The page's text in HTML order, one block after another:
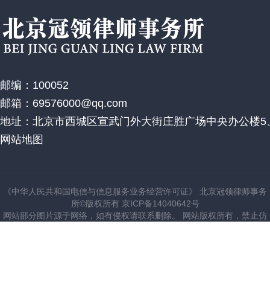
邮编：100052
邮箱：69576000@qq.com
地址：北京市西城区宣武门外大街庄胜广场中央办公楼5
网站地图
《中华人民共和国电信与信息服务业务经营许可证》 北京冠领律师事务
所©版权所有 京ICP备14040642号
网站部分图片源于网络，如有侵权请联系删除。 网站版权所有，禁止仿